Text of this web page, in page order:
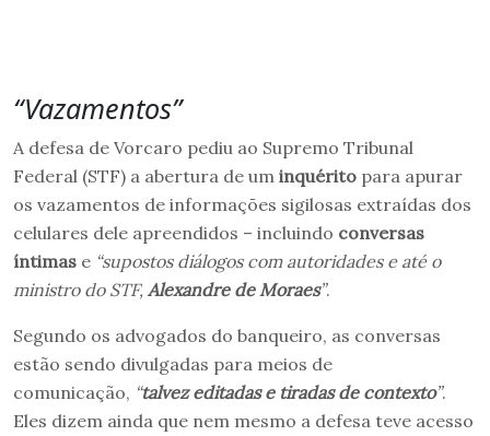
“Vazamentos”
A defesa de Vorcaro pediu ao Supremo Tribunal
Federal (STF) a abertura de um inquérito para apurar
os vazamentos de informações sigilosas extraídas dos
celulares dele apreendidos – incluindo conversas
íntimas e “supostos diálogos com autoridades e até o
ministro do STF, Alexandre de Moraes”.
Segundo os advogados do banqueiro, as conversas
estão sendo divulgadas para meios de
comunicação, “talvez editadas e tiradas de contexto”.
Eles dizem ainda que nem mesmo a defesa teve acesso